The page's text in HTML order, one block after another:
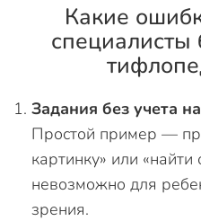
Какие
специалисты
Задания без учета
Простой пример —
картинку» или «найти
невозможно для
зрения.